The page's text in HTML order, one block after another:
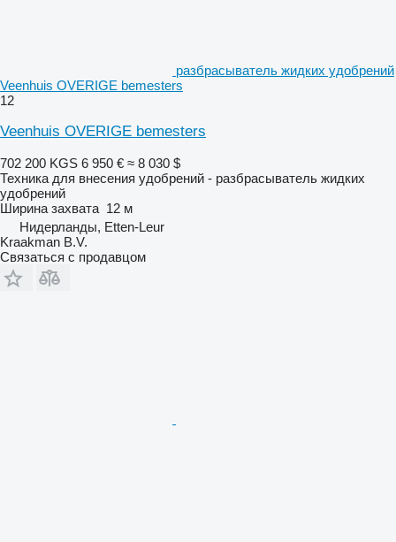
разбрасыватель жидких удобрений
Veenhuis OVERIGE bemesters
12
Veenhuis OVERIGE bemesters
702 200 KGS 6 950 € ≈ 8 030 $
Техника для внесения удобрений - разбрасыватель жидких
удобрений
Ширина захвата 12 м
Нидерланды, Etten-Leur
Kraakman B.V.
Связаться с продавцом